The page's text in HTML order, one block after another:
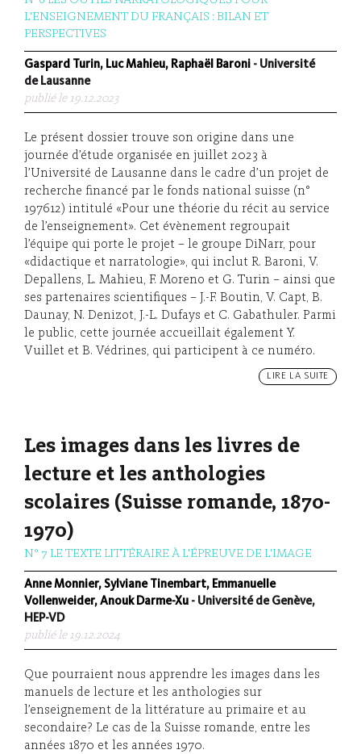
L'ENSEIGNEMENT DU FRANÇAIS : BILAN ET
PERSPECTIVES
Gaspard Turin, Luc Mahieu, Raphaël Baroni - Université
de Lausanne
publié le 19.12.2023
Le présent dossier trouve son origine dans une
journée d’étude organisée en juillet 2023 à
l’Université de Lausanne dans le cadre d’un projet de
recherche financé par le fonds national suisse (n°
197612) intitulé «Pour une théorie du récit au service
de l’enseignement». Cet évènement regroupait
l’équipe qui porte le projet – le groupe DiNarr, pour
«didactique et narratologie», qui inclut R. Baroni, V.
Depallens, L. Mahieu, F. Moreno et G. Turin – ainsi que
ses partenaires scientifiques – J.-F. Boutin, V. Capt, B.
Daunay, N. Denizot, J.-L. Dufays et C. Gabathuler. Parmi
le public, cette journée accueillait également Y.
Vuillet et B. Védrines, qui participent à ce numéro.
LIRE LA SUITE
Les images dans les livres de
lecture et les anthologies
scolaires (Suisse romande, 1870-
1970)
N° 7 LE TEXTE LITTÉRAIRE À L'ÉPREUVE DE L'IMAGE
Anne Monnier, Sylviane Tinembart, Emmanuelle
Vollenweider, Anouk Darme-Xu - Université de Genève,
HEP-VD
publié le 19.12.2024
Que pourraient nous apprendre les images dans les
manuels de lecture et les anthologies sur
l’enseignement de la littérature au primaire et au
secondaire? Le cas de la Suisse romande, entre les
années 1870 et les années 1970.